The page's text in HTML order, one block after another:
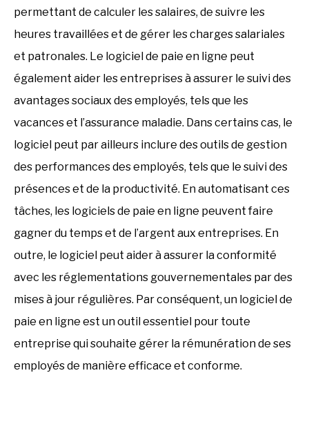
permettant de calculer les salaires, de suivre les
heures travaillées et de gérer les charges salariales
et patronales. Le logiciel de paie en ligne peut
également aider les entreprises à assurer le suivi des
avantages sociaux des employés, tels que les
vacances et l’assurance maladie. Dans certains cas, le
logiciel peut par ailleurs inclure des outils de gestion
des performances des employés, tels que le suivi des
présences et de la productivité. En automatisant ces
tâches, les logiciels de paie en ligne peuvent faire
gagner du temps et de l’argent aux entreprises. En
outre, le logiciel peut aider à assurer la conformité
avec les réglementations gouvernementales par des
mises à jour régulières. Par conséquent, un logiciel de
paie en ligne est un outil essentiel pour toute
entreprise qui souhaite gérer la rémunération de ses
employés de manière efficace et conforme.